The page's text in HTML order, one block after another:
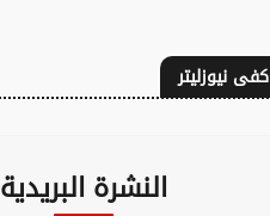
كفى نيوزليتر
النشرة البريدية